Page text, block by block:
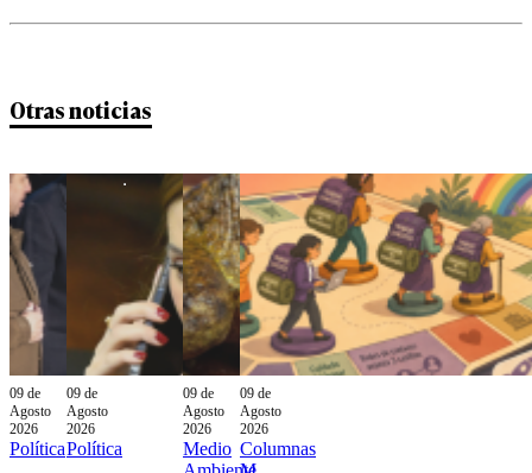
Otras noticias
09 de
Agosto
2026
Política
09 de
Agosto
2026
Política
09 de
Agosto
2026
Medio
09 de
Agosto
2026
Columnas